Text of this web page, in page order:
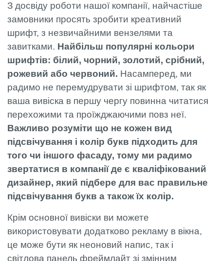
З досвіду роботи нашої компанії, найчастіше
замовники просять зробити креативний
шрифт, з незвичайними вензелями та
завитками. Найбільш популярні кольори
шрифтів: білий, чорний, золотий, срібний,
рожевий або червоний. Насамперед, ми
радимо не перемудрувати зі шрифтом, так як
ваша вивіска в першу чергу повинна читатися
перехожими та проїжджаючими повз неї.
Важливо розуміти що не кожен вид
підсвічування і колір букв підходить для
того чи іншого фасаду, тому ми радимо
звертатися в компанії де є кваліфікований
дизайнер, який підбере для вас правильне
підсвічування букв а також їх колір.
Крім основної вивіски ви можете
використовувати додатково рекламу в вікна,
це може бути як неоновий напис, так і
світлова панель фреймлайт зі змінним